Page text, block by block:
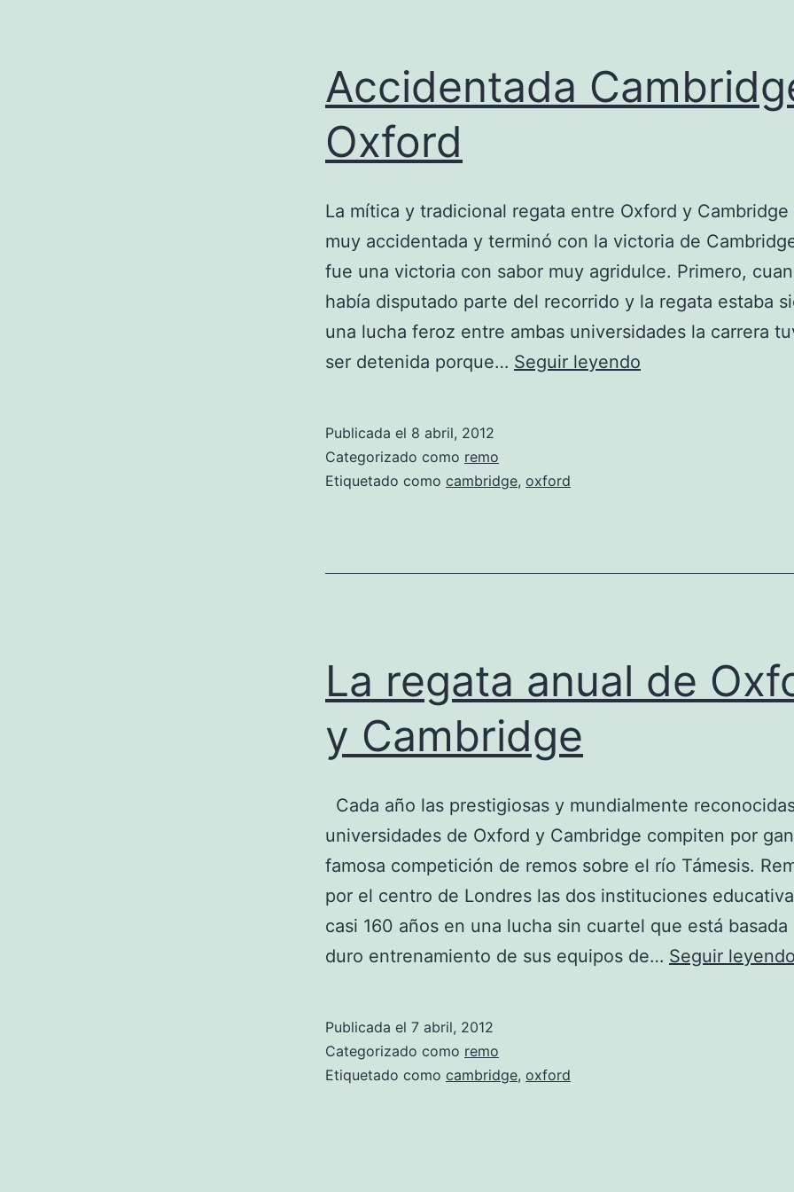
Accidentada
Oxford
La mítica y tradicional regata entre Oxford y
muy accidentada y terminó con la victoria de
fue una victoria con sabor muy agridulce. Primero,
había disputado parte del recorrido y la regata estaba
una lucha feroz entre ambas universidades la carrera
ser detenida porque… Seguir leyendo
Publicada el 8 abril, 2012
Categorizado como remo
Etiquetado como cambridge, oxford
La regata anual de
y Cambridge
Cada año las prestigiosas y mundialmente
universidades de Oxford y Cambridge compiten por
famosa competición de remos sobre el río Támesis.
por el centro de Londres las dos instituciones
casi 160 años en una lucha sin cuartel que está basada
duro entrenamiento de sus equipos de… Seguir
Publicada el 7 abril, 2012
Categorizado como remo
Etiquetado como cambridge, oxford